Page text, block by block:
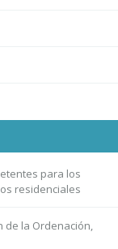
para los
residenciales
de la Ordenación,